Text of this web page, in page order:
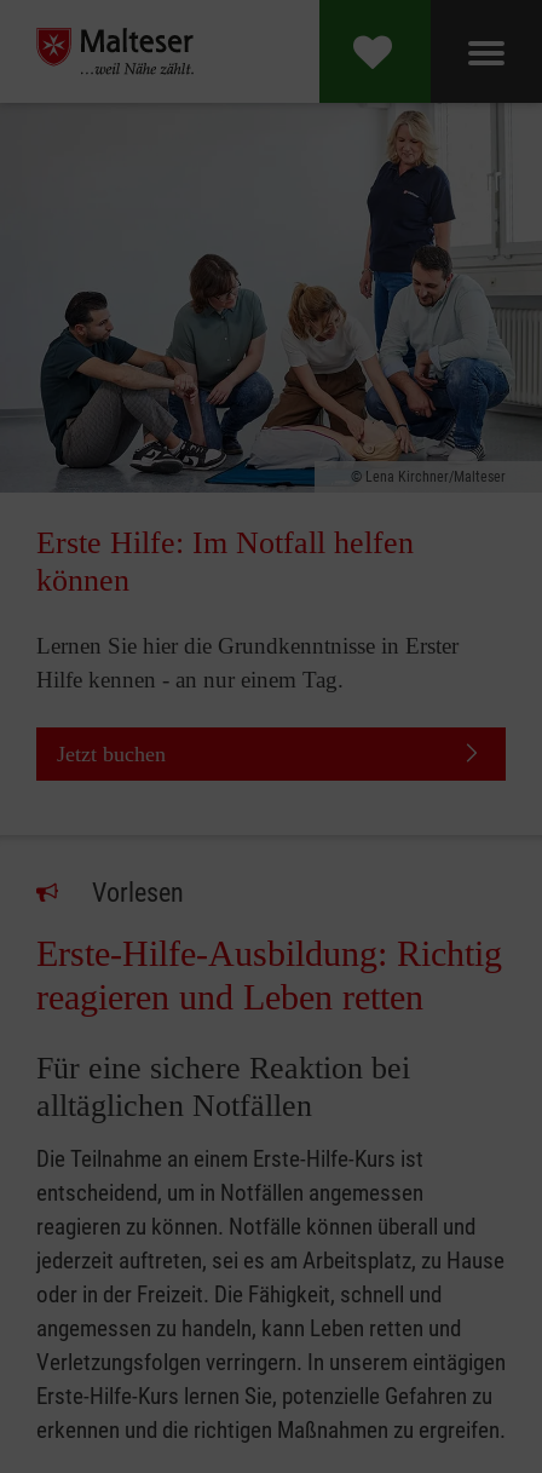
Lena Kirchner/Malteser
Erste Hilfe: Im Notfall helfen
können
Lernen Sie hier die Grundkenntnisse in Erster
Hilfe kennen - an nur einem Tag.
Jetzt buchen
Vorlesen
Erste-Hilfe-Ausbildung: Richtig
reagieren und Leben retten
Für eine sichere Reaktion bei
alltäglichen Notfällen
Die Teilnahme an einem Erste-Hilfe-Kurs ist
entscheidend, um in Notfällen angemessen
reagieren zu können. Notfälle können überall und
jederzeit auftreten, sei es am Arbeitsplatz, zu Hause
oder in der Freizeit. Die Fähigkeit, schnell und
angemessen zu handeln, kann Leben retten und
Verletzungsfolgen verringern. In unserem eintägigen
Erste-Hilfe-Kurs lernen Sie, potenzielle Gefahren zu
erkennen und die richtigen Maßnahmen zu ergreifen.